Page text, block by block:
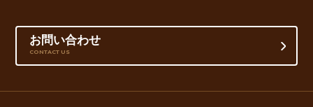
お問い合わせ
CONTACT US